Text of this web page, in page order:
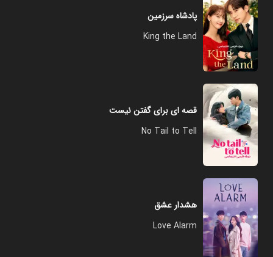
پادشاه سرزمین
King the Land
قصه ای برای گفتن نیست
No Tail to Tell
هشدار عشق
Love Alarm